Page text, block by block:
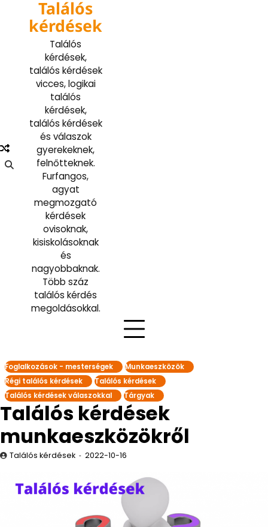
content
Találós
kérdések
Találós
kérdések,
találós kérdések
vicces, logikai
találós
kérdések,
találós kérdések
és válaszok
gyerekeknek,
felnőtteknek.
Furfangos,
agyat
megmozgató
kérdések
ovisoknak,
kisiskolásoknak
és
nagyobbaknak.
Több száz
találós kérdés
megoldásokkal.
Foglalkozások - mesterségek
Munkaeszközök
Régi találós kérdések
Találós kérdések
Találós kérdések válaszokkal
Tárgyak
Találós kérdések
munkaeszközökről
Találós kérdések 2022-10-16